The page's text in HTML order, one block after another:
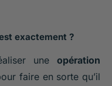
exactement ?
une opération
faire en sorte qu’il